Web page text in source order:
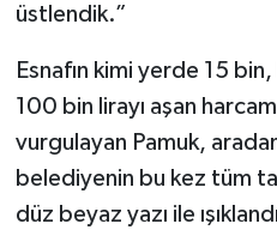
üstlendik.”
Esnafın kimi yerde 15
100 bin lirayı aşan
vurgulayan Pamuk,
belediyenin bu kez tüm
düz beyaz yazı ile